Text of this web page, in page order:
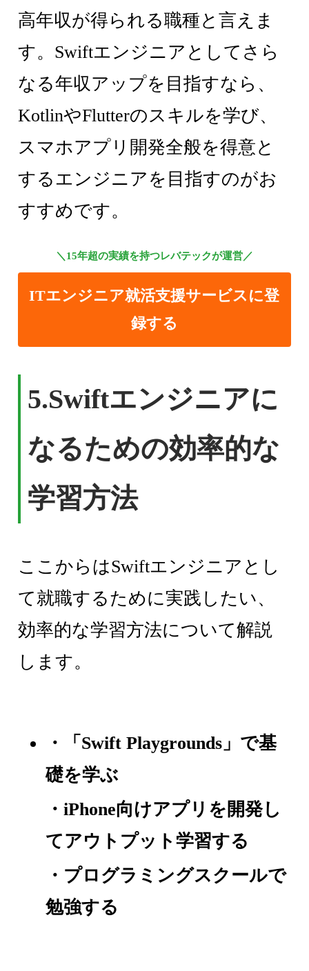
高年収が得られる職種と言えま
す。Swiftエンジニアとしてさら
なる年収アップを目指すなら、
KotlinやFlutterのスキルを学び、
スマホアプリ開発全般を得意と
するエンジニアを目指すのがお
すすめです。
＼15年超の実績を持つレバテックが運営／
ITエンジニア就活支援サービスに登
録する
5.Swiftエンジニアに
なるための効率的な
学習方法
ここからはSwiftエンジニアとし
て就職するために実践したい、
効率的な学習方法について解説
します。
・「Swift Playgrounds」で基
礎を学ぶ
・iPhone向けアプリを開発し
てアウトプット学習する
・プログラミングスクールで
勉強する